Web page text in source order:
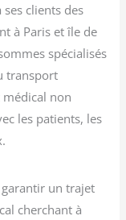
clients des
à Paris et île de
spécialisés
transport
non
les patients, les
un trajet
cherchant à